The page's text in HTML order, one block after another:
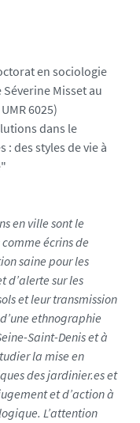
en sociologie
Misset au
6025)
dans le
des styles de vie à
en ville sont le
écrins de
saine pour les
d’alerte sur les
et leur transmission
ethnographie
Saint-Denis et à
la mise en
des jardinier.es et
et d’action à
L’attention